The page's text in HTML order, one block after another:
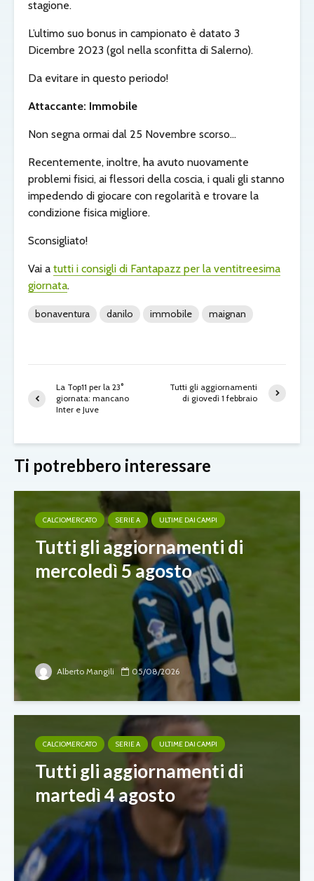
stagione.
L’ultimo suo bonus in campionato è datato 3
Dicembre 2023 (gol nella sconfitta di Salerno).
Da evitare in questo periodo!
Attaccante: Immobile
Non segna ormai dal 25 Novembre scorso…
Recentemente, inoltre, ha avuto nuovamente
problemi fisici, ai flessori della coscia, i quali gli stanno
impedendo di giocare con regolarità e trovare la
condizione fisica migliore.
Sconsigliato!
Vai a tutti i consigli di Fantapazz per la ventitreesima
giornata.
bonaventura danilo immobile maignan
La Top11 per la 23°
giornata: mancano
Inter e Juve
Tutti gli aggiornamenti
di giovedì 1 febbraio
Ti potrebbero interessare
CALCIOMERCATO SERIE A ULTIME DAI CAMPI
Tutti gli aggiornamenti di
mercoledì 5 agosto
Alberto Mangili 05/08/2026
CALCIOMERCATO SERIE A ULTIME DAI CAMPI
Tutti gli aggiornamenti di
martedì 4 agosto